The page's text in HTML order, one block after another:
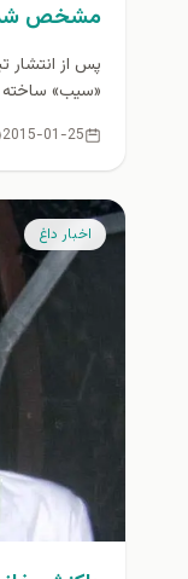
مشخص
پس از انتشار
«سیب» ساخته
2015-01-25
اخبار داغ